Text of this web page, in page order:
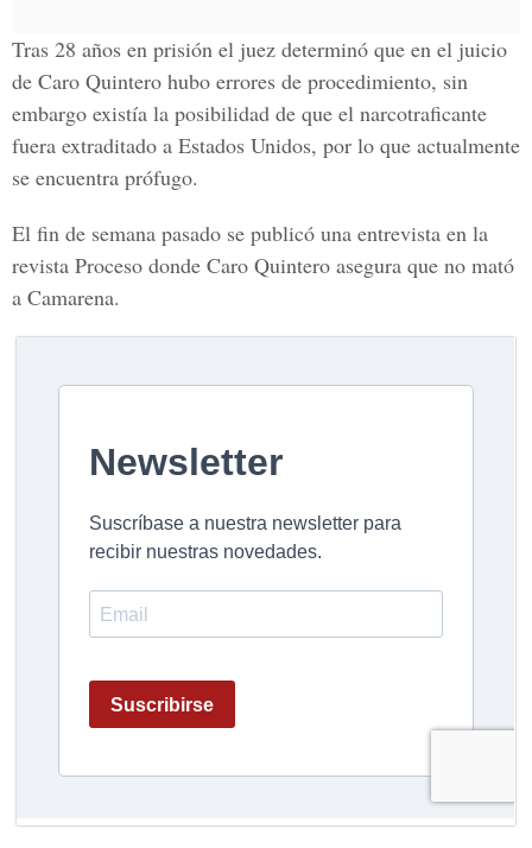
Tras 28 años en prisión el juez determinó que en el juicio
de Caro Quintero hubo errores de procedimiento, sin
embargo existía la posibilidad de que el narcotraficante
fuera extraditado a Estados Unidos, por lo que actualmente
se encuentra prófugo.
El fin de semana pasado se publicó una entrevista en la
revista Proceso donde Caro Quintero asegura que no mató
a Camarena.